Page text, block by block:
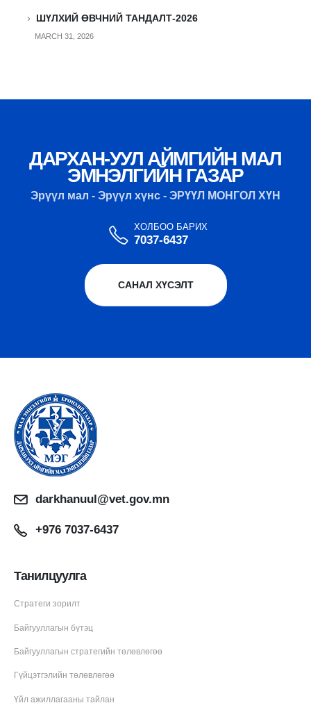
ШҮЛХИЙ ӨВЧНИЙ ТАНДАЛТ-2026
MARCH 31, 2026
ДАРХАН-УУЛ АЙМГИЙН МАЛ
ЭМНЭЛГИЙН ГАЗАР
Эрүүл мал - Эрүүл хүнс - ЭРҮҮЛ МОНГОЛ ХҮН
ХОЛБОО БАРИХ
7037-6437
САНАЛ ХҮСЭЛТ
darkhanuul@vet.gov.mn
+976 7037-6437
Танилцуулга
Стратеги зорилт
Байгууллагын бүтэц
Байгууллагын стратегийн төлөвлөгөө
Гүйцэтгэлийн төлөвлөгөө
Үйл ажиллагааны тайлан